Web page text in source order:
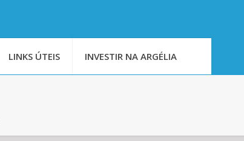
LINKS ÚTEIS INVESTIR NA ARGÉLIA